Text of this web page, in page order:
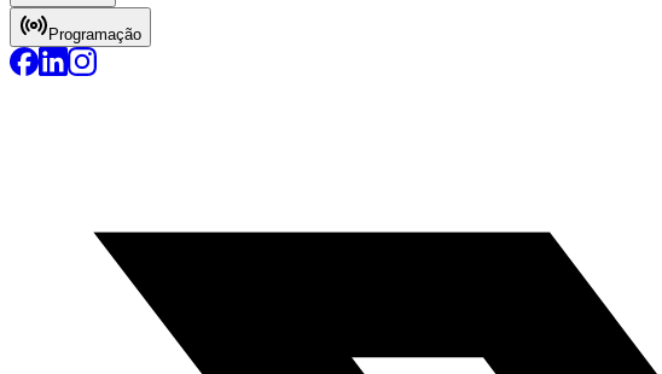
Programação